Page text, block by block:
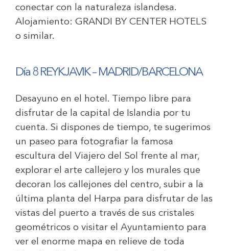
conectar con la naturaleza islandesa.
Alojamiento: GRANDI BY CENTER HOTELS
o similar.
Día 8 REYKJAVIK – MADRID/BARCELONA
Desayuno en el hotel. Tiempo libre para
disfrutar de la capital de Islandia por tu
cuenta. Si dispones de tiempo, te sugerimos
un paseo para fotografiar la famosa
escultura del Viajero del Sol frente al mar,
explorar el arte callejero y los murales que
decoran los callejones del centro, subir a la
última planta del Harpa para disfrutar de las
vistas del puerto a través de sus cristales
geométricos o visitar el Ayuntamiento para
ver el enorme mapa en relieve de toda